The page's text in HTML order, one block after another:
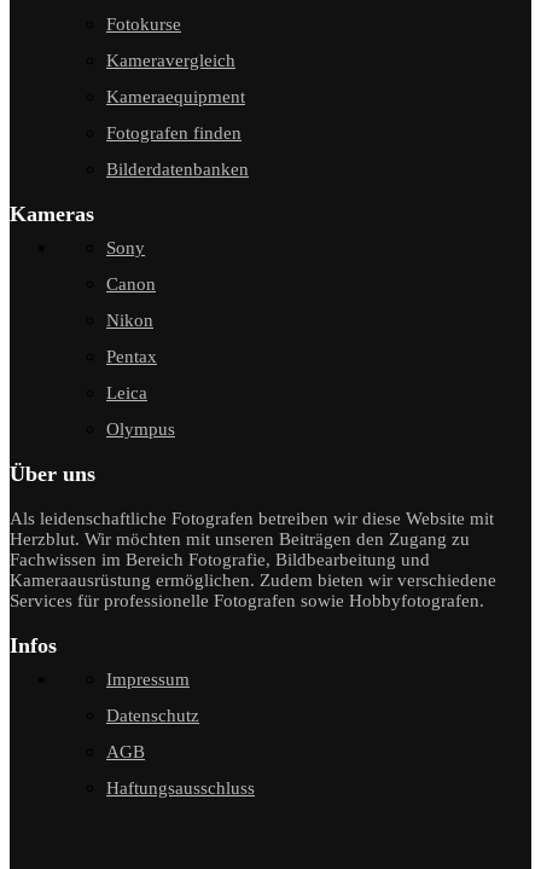
Fotokurse
Kameravergleich
Kameraequipment
Fotografen finden
Bilderdatenbanken
Kameras
Sony
Canon
Nikon
Pentax
Leica
Olympus
Über uns
Als leidenschaftliche Fotografen betreiben wir diese Website mit
Herzblut. Wir möchten mit unseren Beiträgen den Zugang zu
Fachwissen im Bereich Fotografie, Bildbearbeitung und
Kameraausrüstung ermöglichen. Zudem bieten wir verschiedene
Services für professionelle Fotografen sowie Hobbyfotografen.
Infos
Impressum
Datenschutz
AGB
Haftungsausschluss